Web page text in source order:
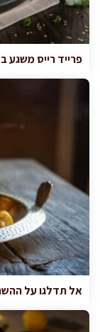
פרייד רייס משגע ב-20 דקות, בלי ווק
אל תדלגו על